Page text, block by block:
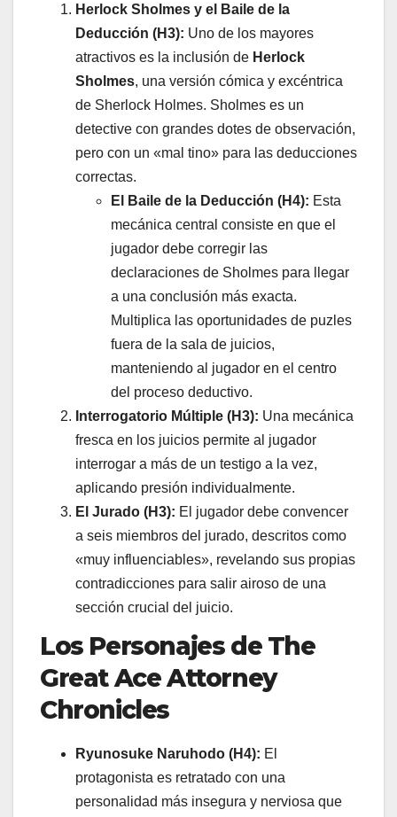
Herlock Sholmes y el Baile de la
Deducción (H3): Uno de los mayores
atractivos es la inclusión de Herlock
Sholmes, una versión cómica y excéntrica
de Sherlock Holmes. Sholmes es un
detective con grandes dotes de observación,
pero con un «mal tino» para las deducciones
correctas.
El Baile de la Deducción (H4): Esta
mecánica central consiste en que el
jugador debe corregir las
declaraciones de Sholmes para llegar
a una conclusión más exacta.
Multiplica las oportunidades de puzles
fuera de la sala de juicios,
manteniendo al jugador en el centro
del proceso deductivo.
Interrogatorio Múltiple (H3): Una mecánica
fresca en los juicios permite al jugador
interrogar a más de un testigo a la vez,
aplicando presión individualmente.
El Jurado (H3): El jugador debe convencer
a seis miembros del jurado, descritos como
«muy influenciables», revelando sus propias
contradicciones para salir airoso de una
sección crucial del juicio.
Los Personajes de The
Great Ace Attorney
Chronicles
Ryunosuke Naruhodo (H4): El
protagonista es retratado con una
personalidad más insegura y nerviosa que